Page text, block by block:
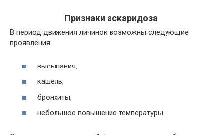
Признаки аскаридоза
В период движения личинок возможны следующие
проявления:
высыпания,
кашель,
бронхиты,
небольшое повышение температуры